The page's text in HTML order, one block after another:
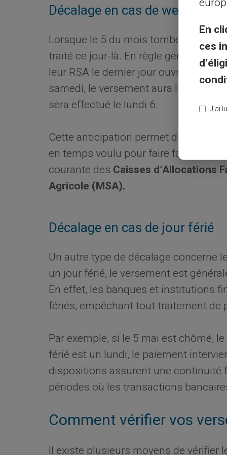
Décalage en cas de week-end
Lorsque le 5 du mois tombe un
traité ce jour-là. En règle générale, les
leur RSA le dernier jour ouvré avant
samedi, le versement aura lieu le
sera effectué le lundi 6.
Cette anticipation permet de
en temps voulu pour faire face aux
courante des Caisses d’Allocations
Agricole (MSA).
Décalage en cas de jour férié
Un autre type de décalage concerne
un jour férié, le versement est
En effet, les banques et institutions
fériés, empêchant tout traitement de
Par exemple, si le 5 mai est chômé,
férié est un lundi, le paiement
dispositions assurent une continuité
périodes où les transactions
Comment vérifier vos
Il existe plusieurs moyens de vérifier
En
ces
J’ai